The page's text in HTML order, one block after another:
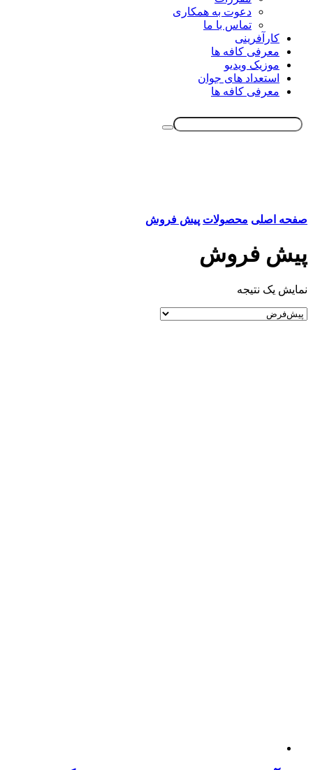
دعوت به همکاری
تماس با ما
کارآفرینی
معرفی کافه ها
موزیک ویدیو
استعداد های جوان
معرفی کافه ها
صفحه اصلی محصولات پیش فروش
پیش فروش
نمایش یک نتیجه